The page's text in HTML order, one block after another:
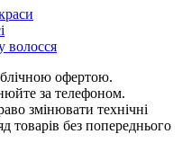
волосся
офертою.
за телефоном.
змінювати технічні
товарів без попереднього